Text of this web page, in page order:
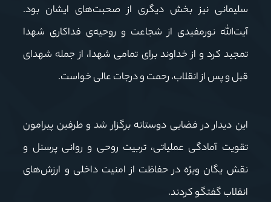
سلیمانی نیز بخش دیگری از صحبت‌های ایشان بود.
آیت‌الله نورمفیدی از شجاعت و روحیه‌ی فداکاری شهدا
تمجید کرد و از خداوند برای تمامی شهدا، از جمله شهدای
قبل و پس از انقلاب، رحمت و درجات عالی خواست.
این دیدار در فضایی دوستانه برگزار شد و طرفین پیرامون
تقویت آمادگی عملیاتی، تربیت روحی و روانی پرسنل و
نقش یگان ویژه در حفاظت از امنیت داخلی و ارزش‌های
انقلاب گفتگو کردند.